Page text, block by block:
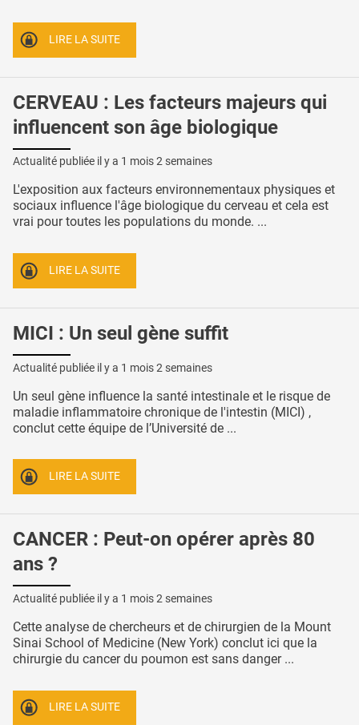
LIRE LA SUITE
CERVEAU : Les facteurs majeurs qui
influencent son âge biologique
Actualité publiée il y a 1 mois 2 semaines
L'exposition aux facteurs environnementaux physiques et
sociaux influence l'âge biologique du cerveau et cela est
vrai pour toutes les populations du monde. ...
LIRE LA SUITE
MICI : Un seul gène suffit
Actualité publiée il y a 1 mois 2 semaines
Un seul gène influence la santé intestinale et le risque de
maladie inflammatoire chronique de l'intestin (MICI) ,
conclut cette équipe de l’Université de ...
LIRE LA SUITE
CANCER : Peut-on opérer après 80
ans ?
Actualité publiée il y a 1 mois 2 semaines
Cette analyse de chercheurs et de chirurgien de la Mount
Sinai School of Medicine (New York) conclut ici que la
chirurgie du cancer du poumon est sans danger ...
LIRE LA SUITE